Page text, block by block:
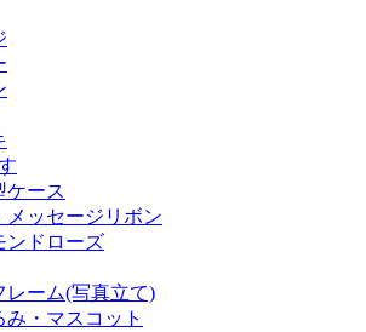
ケース
メッセージリボン
ンドローズ
レーム(写真立て)
み・マスコット